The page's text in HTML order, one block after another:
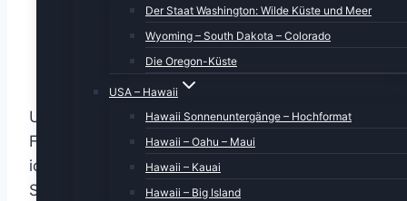
Der Staat Washington: Wilde Küste und Meer
Wyoming – South Dakota – Colorado
Die Oregon-Küste
USA – Hawaii
Hawaii Sonnenuntergänge – Hochformat
Hawaii – Oahu – Maui
Hawaii – Kauai
Hawaii – Big Island
Und alle anderen Wagen auch. Offenbar hat
Frau Holle Nachtschicht geschoben. Da werde
ich wohl oder übel in langer Hose und festen
Schuhen zum Frühstück laufen. Ein letztes Mal